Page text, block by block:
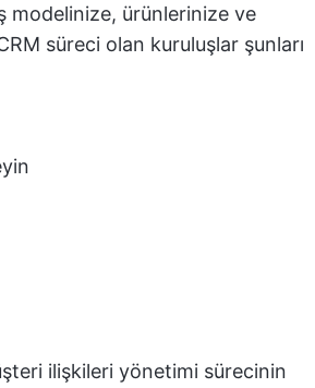
modelinize, ürünlerinize ve
süreci olan kuruluşlar şunları
ilişkileri yönetimi sürecinin